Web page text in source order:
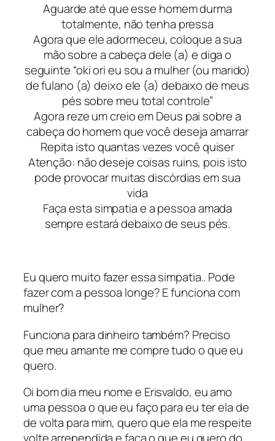
Aguarde até que esse homem durma
totalmente, não tenha pressa
Agora que ele adormeceu, coloque a sua
mão sobre a cabeça dele (a) e diga o
seguinte “oki ori eu sou a mulher (ou marido)
de fulano (a) deixo ele (a) debaixo de meus
pés sobre meu total controle”
Agora reze um creio em Deus pai sobre a
cabeça do homem que você deseja amarrar
Repita isto quantas vezes você quiser
Atenção: não deseje coisas ruins, pois isto
pode provocar muitas discórdias em sua
vida
Faça esta simpatia e a pessoa amada
sempre estará debaixo de seus pés.
Eu quero muito fazer essa simpatia.. Pode
fazer com a pessoa longe? E funciona com
mulher?
Funciona para dinheiro também? Preciso
que meu amante me compre tudo o que eu
quero.
Oi bom dia meu nome e Erisvaldo, eu amo
uma pessoa o que eu faço para eu ter ela de
de volta para mim, quero que ela me respeite